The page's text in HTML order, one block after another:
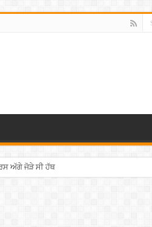
ਅੱਗੇ ਜੋੜੇ ਸੀ ਹੱਥ